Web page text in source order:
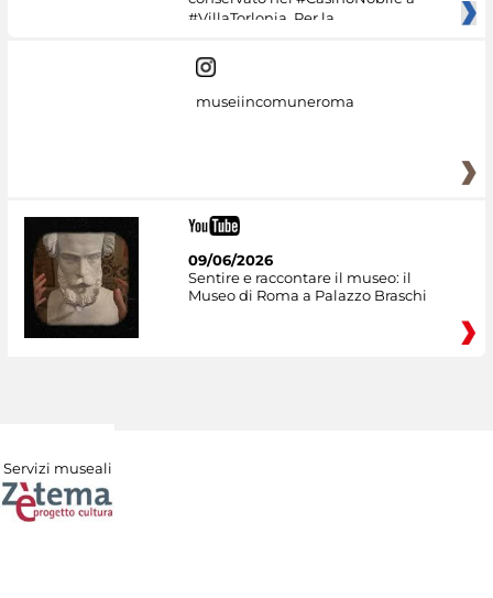
#VillaTorlonia. Per la
museiincomuneroma
09/06/2026
Sentire e raccontare il museo: il
Museo di Roma a Palazzo Braschi
Servizi museali